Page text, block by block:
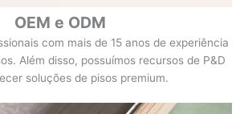
OEM e ODM
com mais de 15 anos de experiência
Além disso, possuímos recursos de P&D
soluções de pisos premium.